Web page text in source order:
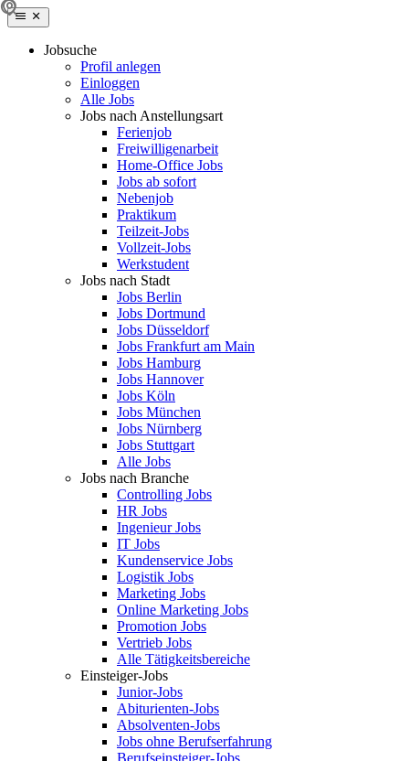
Jobsuche
Profil anlegen
Einloggen
Alle Jobs
Jobs nach Anstellungsart
Ferienjob
Freiwilligenarbeit
Home-Office Jobs
Jobs ab sofort
Nebenjob
Praktikum
Teilzeit-Jobs
Vollzeit-Jobs
Werkstudent
Jobs nach Stadt
Jobs Berlin
Jobs Dortmund
Jobs Düsseldorf
Jobs Frankfurt am Main
Jobs Hamburg
Jobs Hannover
Jobs Köln
Jobs München
Jobs Nürnberg
Jobs Stuttgart
Alle Jobs
Jobs nach Branche
Controlling Jobs
HR Jobs
Ingenieur Jobs
IT Jobs
Kundenservice Jobs
Logistik Jobs
Marketing Jobs
Online Marketing Jobs
Promotion Jobs
Vertrieb Jobs
Alle Tätigkeitsbereiche
Einsteiger-Jobs
Junior-Jobs
Abiturienten-Jobs
Absolventen-Jobs
Jobs ohne Berufserfahrung
Berufseinsteiger-Jobs